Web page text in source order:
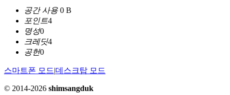
공간 사용 0 B
포인트4
명성0
크레딧4
공헌0
스마트폰 모드|데스크탑 모드
© 2014-2026 shimsangduk